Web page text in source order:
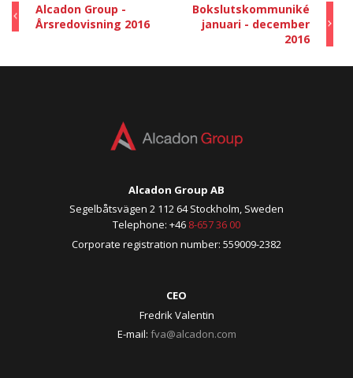
Alcadon Group -
Årsredovisning 2016
Bokslutskommuniké
januari - december
2016
Alcadon Group AB
Segelbåtsvägen 2 112 64 Stockholm, Sweden
Telephone: +46 8-657 36 00
Corporate registration number: 559009-2382
CEO
Fredrik Valentin
E-mail: fva@alcadon.com